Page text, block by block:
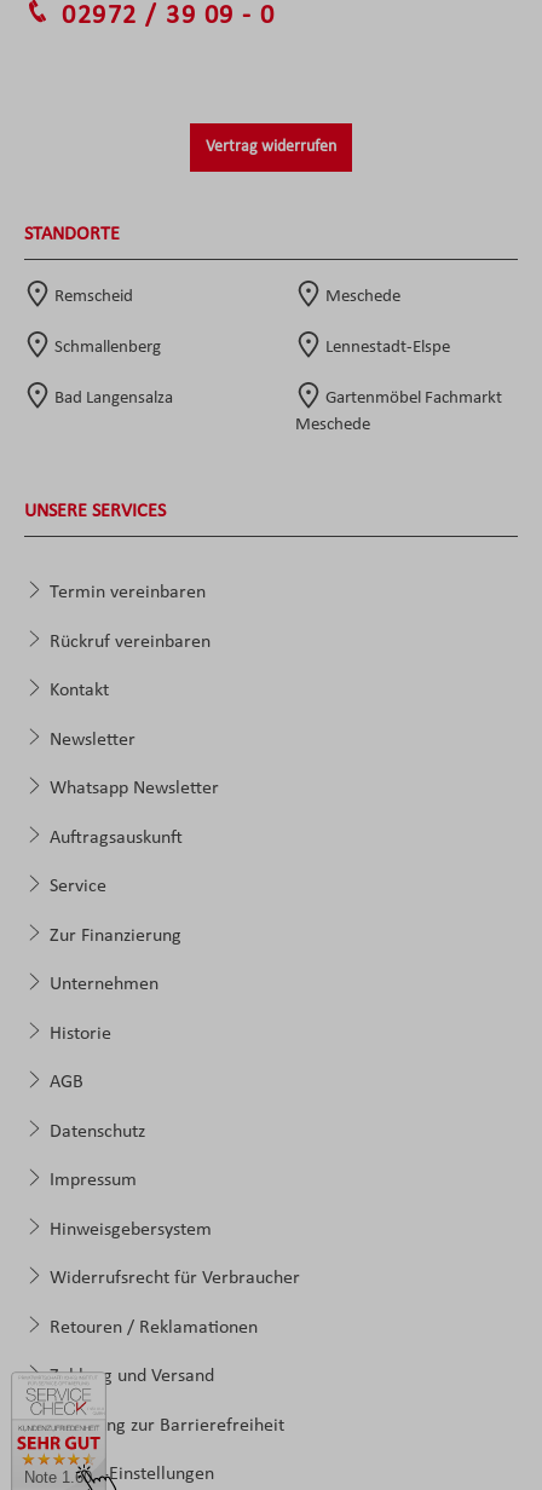
Note 1.60
02972 / 39 09 - 0
Vertrag widerrufen
STANDORTE
Remscheid Meschede
Schmallenberg Lennestadt-Elspe
Bad Langensalza
Gartenmöbel Fachmarkt
Meschede
UNSERE SERVICES
Termin vereinbaren
Rückruf vereinbaren
Kontakt
Newsletter
Whatsapp Newsletter
Auftragsauskunft
Service
Zur Finanzierung
Unternehmen
Historie
AGB
Datenschutz
Impressum
Hinweisgebersystem
Widerrufsrecht für Verbraucher
Retouren / Reklamationen
Zahlung und Versand
Erklärung zur Barrierefreiheit
Cookie-Einstellungen